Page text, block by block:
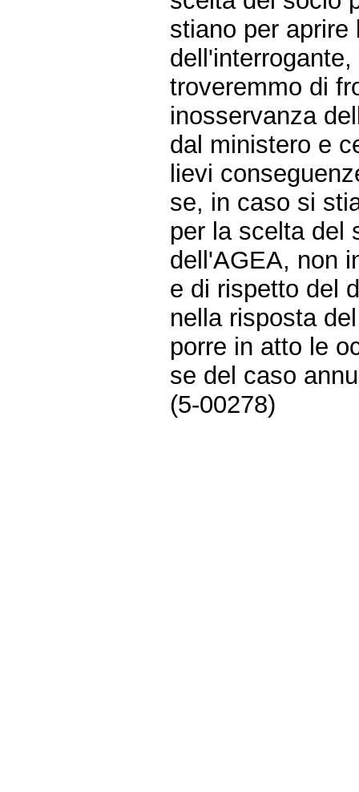
stiano per aprire
troveremmo di
inosservanza
dal ministero e
lievi
se, in caso si
per la scelta del
dell'AGEA, non
e di rispetto del
nella risposta
porre in atto le
se del caso
(5-00278)